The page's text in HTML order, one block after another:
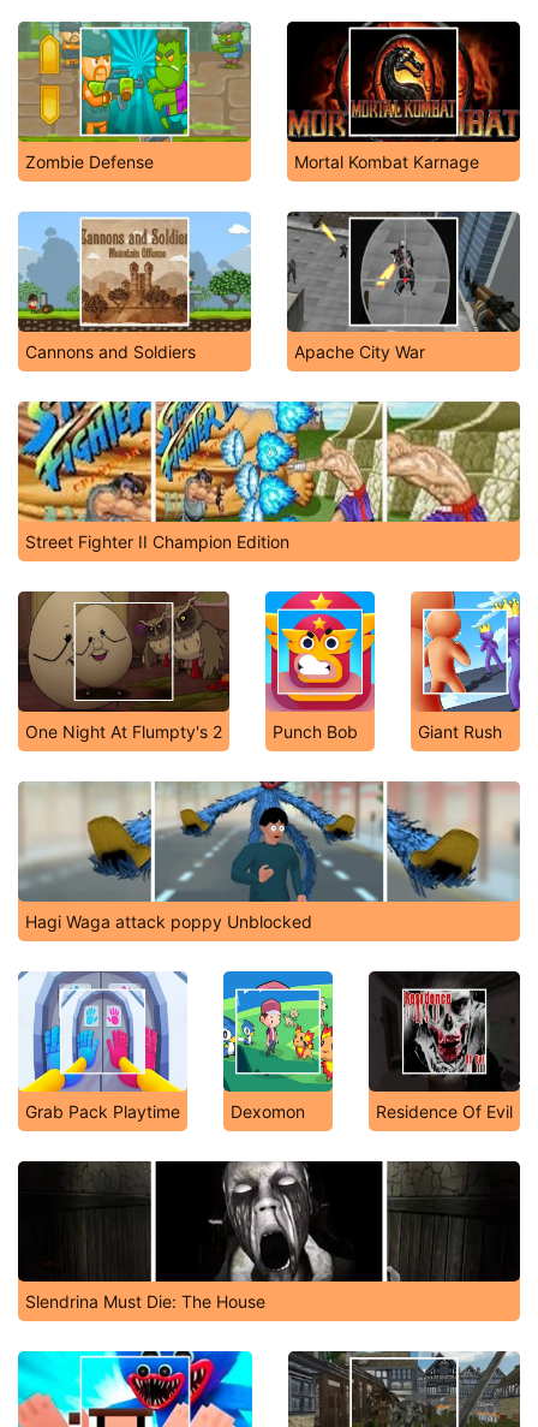
Zombie Defense Mortal Kombat Karnage
Cannons and Soldiers Apache City War
Street Fighter II Champion Edition
One Night At Flumpty's 2 Punch Bob Giant Rush
Hagi Waga attack poppy Unblocked
Grab Pack Playtime Dexomon Residence Of Evil
Slendrina Must Die: The House